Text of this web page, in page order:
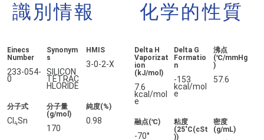
識別情報
Einecs
Number
233-054-
0
Synonym
s
SILICON
TETRAC
HLORIDE
HMIS
3-0-2-X
分子式
Cl 4Sn
分子量
(g/mol)
170
純度(%)
0.98
化学的性質
Delta H
Vaporizat
ion
(kJ/mol)
7.6
kcal/mol
e
Delta G
Formatio
n
-153
kcal/mol
e
沸点
(℃/mmHg
)
57.6
融点(℃)
-70°
粘度
(25˚C(cSt
))
密度
(g/mL)